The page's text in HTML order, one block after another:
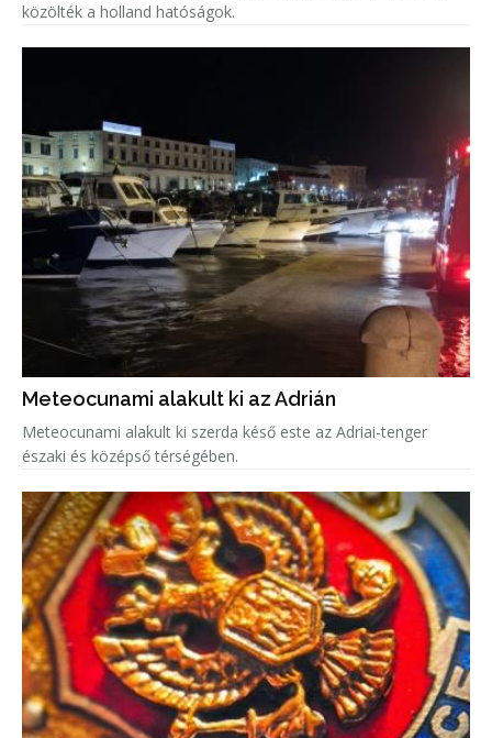
közölték a holland hatóságok.
Meteocunami alakult ki az Adrián
Meteocunami alakult ki szerda késő este az Adriai-tenger
északi és középső térségében.